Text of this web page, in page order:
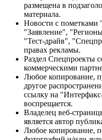
размещена в
материала.
Новости с
"Заявление",
"Тест-драйв",
правах рекламы.
Раздел Спецпроекты
коммерческими
Любое копирование,
другое
ссылку на
воспрещается.
Владелец веб-
является автор
Любое копирование,